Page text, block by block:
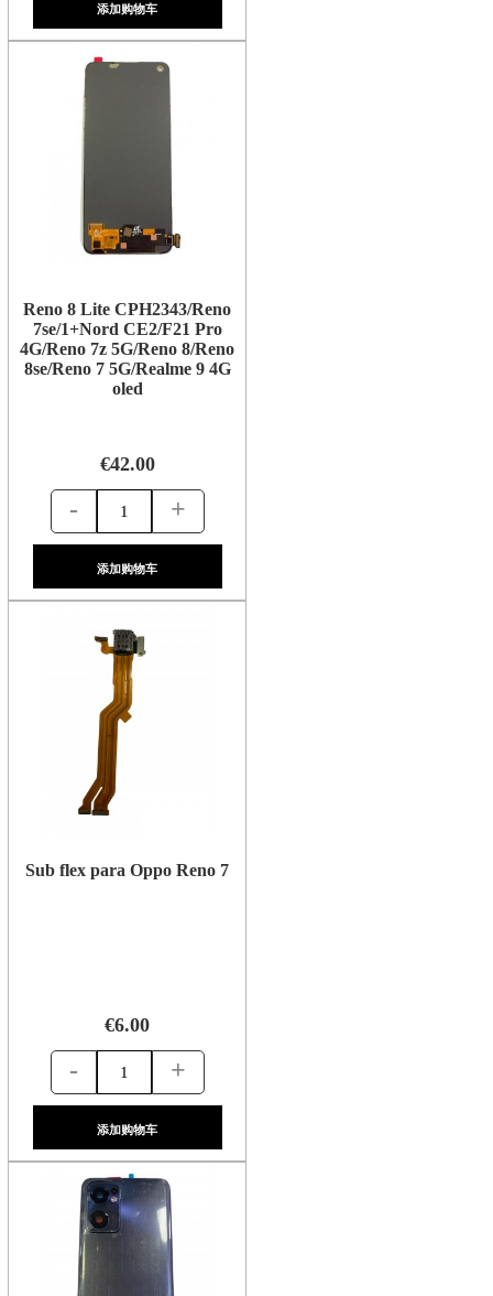
添加购物车
Reno 8 Lite CPH2343/Reno
7se/1+Nord CE2/F21 Pro
4G/Reno 7z 5G/Reno 8/Reno
8se/Reno 7 5G/Realme 9 4G
oled
€42.00
- +
添加购物车
Sub flex para Oppo Reno 7
€6.00
- +
添加购物车